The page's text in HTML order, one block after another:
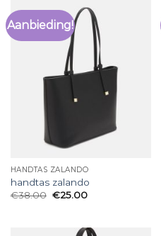
Aanbieding!
HANDTAS ZALANDO
handtas zalando
€38.00 €25.00